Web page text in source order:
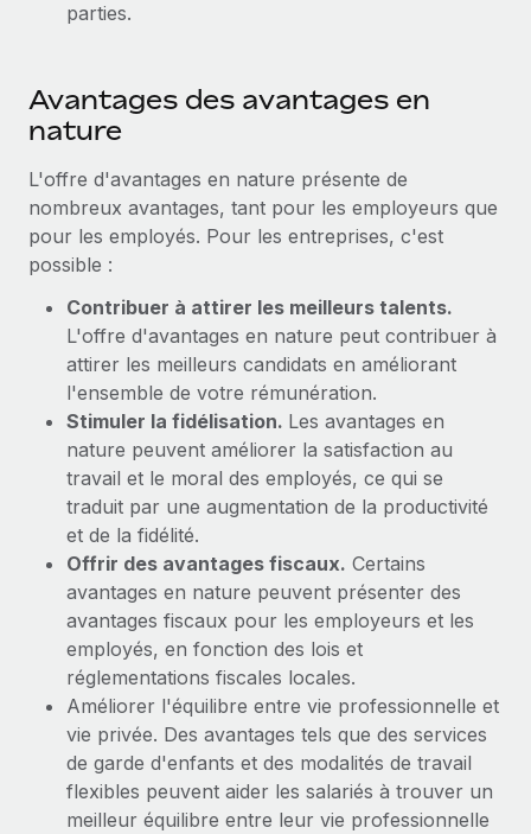
Comment Phiture gère ses 55 employés
croissance mobile internationale, encourage les...
parties.
Avantages des avantages en
nature
L'offre d'avantages en nature présente de
nombreux avantages, tant pour les employeurs que
pour les employés. Pour les entreprises, c'est
possible :
Contribuer à attirer les meilleurs talents.
L'offre d'avantages en nature peut contribuer à
attirer les meilleurs candidats en améliorant
l'ensemble de votre rémunération.
Stimuler la fidélisation. Les avantages en
nature peuvent améliorer la satisfaction au
travail et le moral des employés, ce qui se
traduit par une augmentation de la productivité
et de la fidélité.
Offrir des avantages fiscaux. Certains
avantages en nature peuvent présenter des
avantages fiscaux pour les employeurs et les
employés, en fonction des lois et
réglementations fiscales locales.
Améliorer l'équilibre entre vie professionnelle et
vie privée. Des avantages tels que des services
de garde d'enfants et des modalités de travail
flexibles peuvent aider les salariés à trouver un
meilleur équilibre entre leur vie professionnelle